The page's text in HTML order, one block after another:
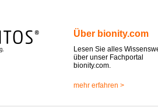
Über bionity.com
Lesen Sie alles
über unser Fachportal
bionity.com.
mehr erfahren >